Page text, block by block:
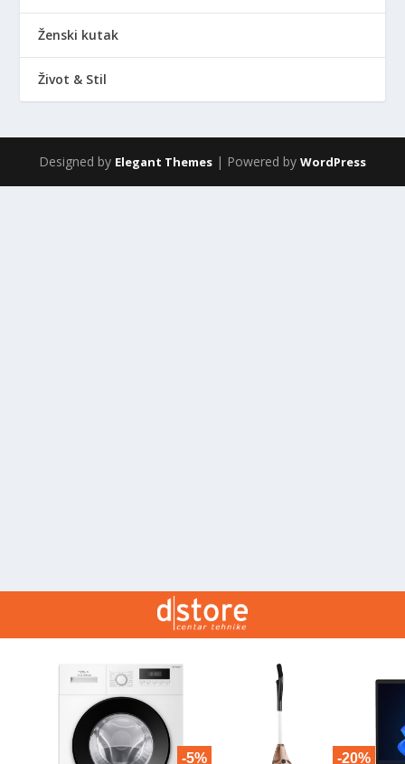
Ženski kutak
Život & Stil
Designed by Elegant Themes | Powered by WordPress